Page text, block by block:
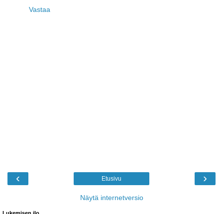
Vastaa
‹ ›
Etusivu
Näytä internetversio